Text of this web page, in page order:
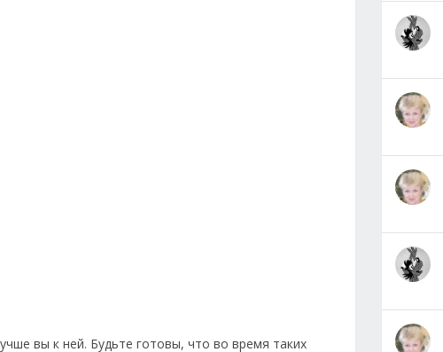
вы к ней. Будьте готовы, что во время таких